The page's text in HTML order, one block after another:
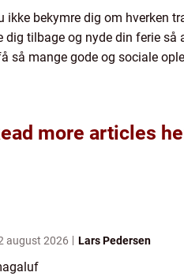
bekymre dig om hverken
tilbage og nyde din ferie
mange gode og sociale
more articles
august 2026 Lars Pedersen